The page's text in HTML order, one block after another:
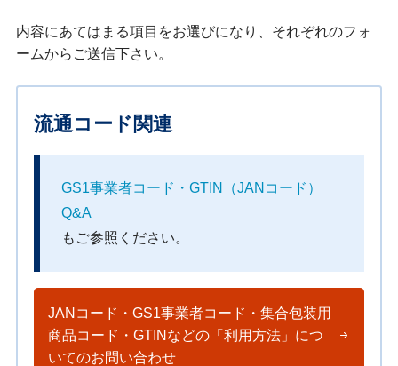
内容にあてはまる項目をお選びになり、それぞれのフォ
ームからご送信下さい。
流通コード関連
GS1事業者コード・GTIN（JANコード）
Q&A
もご参照ください。
JANコード・GS1事業者コード・集合包装用
商品コード・GTINなどの「利用方法」につ
いてのお問い合わせ